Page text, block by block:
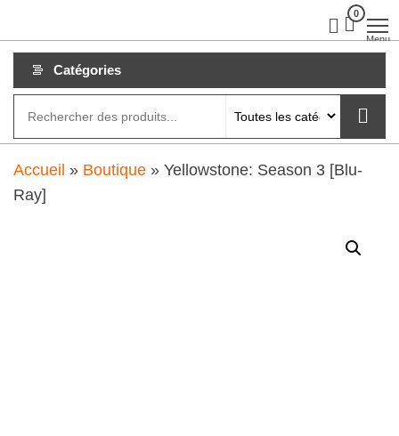
au
contenu
0
Menu
Catégories
Accueil » Boutique » Yellowstone: Season 3 [Blu-
Ray]